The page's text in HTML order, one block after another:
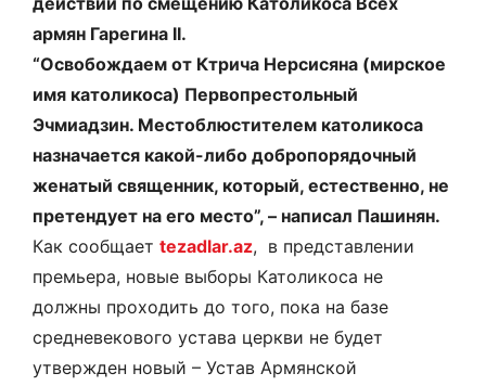
армян Гарегина II.
“Освобождаем от Ктрича Нерсисяна (мирское
имя католикоса) Первопрестольный
Эчмиадзин. Местоблюстителем католикоса
назначается какой-либо добропорядочный
женатый священник, который, естественно, не
претендует на его место”, – написал Пашинян.
Как сообщает tezadlar.az, в представлении
премьера, новые выборы Католикоса не
должны проходить до того, пока на базе
средневекового устава церкви не будет
утвержден новый – Устав Армянской